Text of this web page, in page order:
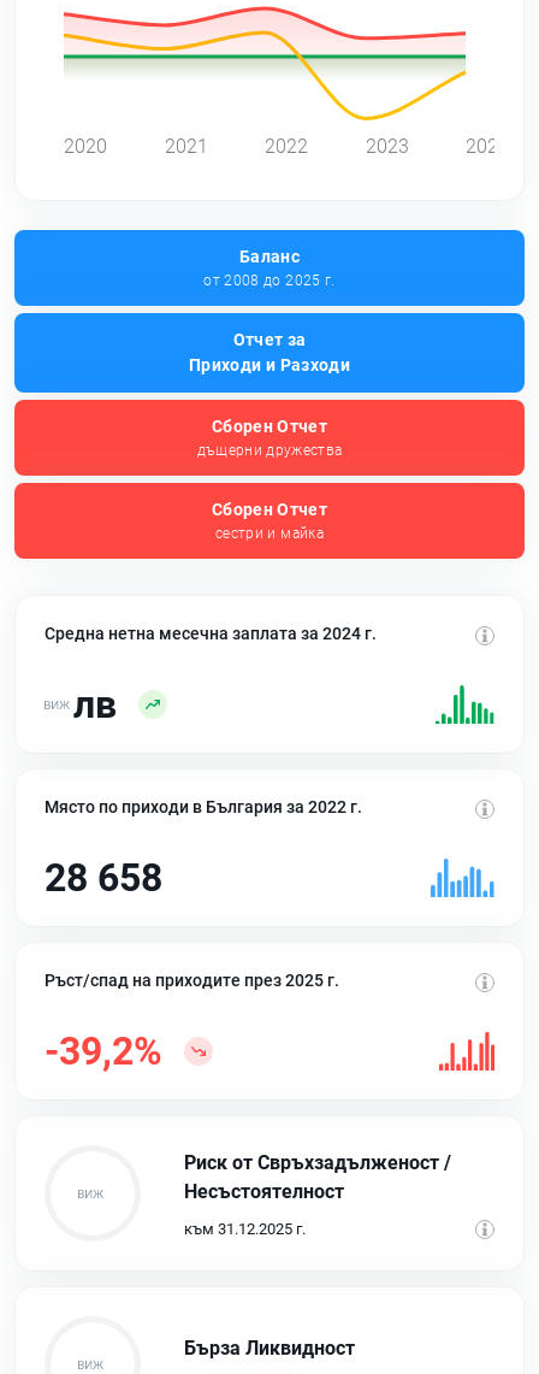
2020 2021 2022 2023 2024
Баланс
от 2008 до 2025 г.
Отчет за
Приходи и Разходи
Сборен Отчет
дъщерни дружества
Сборен Отчет
сестри и майка
Средна нетна месечна заплата за 2024 г.
лв
Място по приходи в България за 2022 г.
28 658
Ръст/спад на приходите през 2025 г.
-39,2%
Риск от Свръхзадълженост /
Несъстоятелност
към 31.12.2025 г.
Бърза Ликвидност